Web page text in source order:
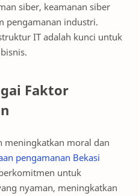
siber, keamanan siber
pengamanan industri.
IT adalah kunci untuk
Faktor
meningkatkan moral dan
pengamanan Bekasi
untuk
nyaman, meningkatkan